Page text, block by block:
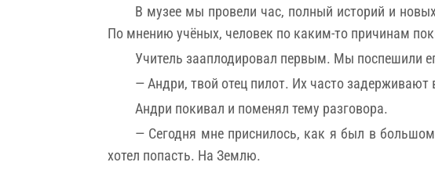
В музее мы провели час, полный историй и
По мнению учёных, человек по каким-то причинам
Учитель зааплодировал первым. Мы поспешили
— Андри, твой отец пилот. Их часто задерживают
Андри покивал и поменял тему разговора.
— Сегодня мне приснилось, как я был в
хотел попасть. На Землю.